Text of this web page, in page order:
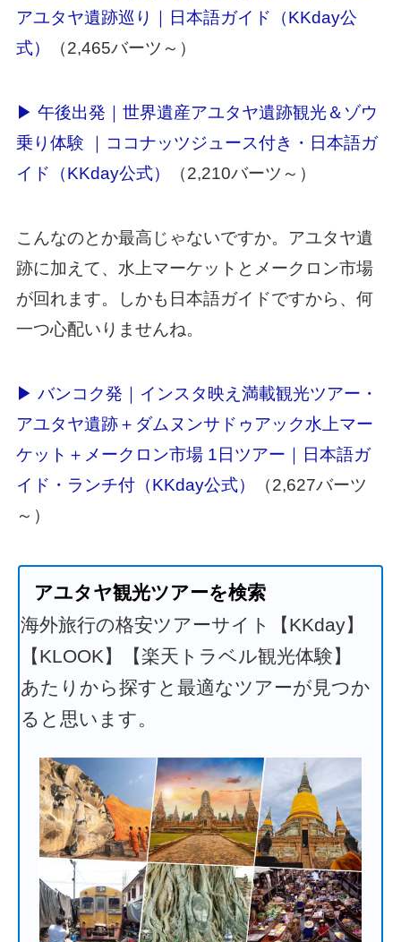
アユタヤ遺跡巡り｜日本語ガイド（KKday公
式）
（2,465バーツ～）
▶ 午後出発｜世界遺産アユタヤ遺跡観光＆ゾウ
乗り体験 ｜ココナッツジュース付き・日本語ガ
イド（KKday公式）
（2,210バーツ～）
こんなのとか最高じゃないですか。アユタヤ遺
跡に加えて、水上マーケットとメークロン市場
が回れます。しかも日本語ガイドですから、何
一つ心配いりませんね。
▶ バンコク発｜インスタ映え満載観光ツアー・
アユタヤ遺跡＋ダムヌンサドゥアック水上マー
ケット＋メークロン市場 1日ツアー｜日本語ガ
イド・ランチ付（KKday公式）
（2,627バーツ
～）
アユタヤ観光ツアーを検索
海外旅行の格安ツアーサイト【KKday】
【KLOOK】【楽天トラベル観光体験】
あたりから探すと最適なツアーが見つか
ると思います。